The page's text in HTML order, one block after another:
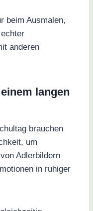
beim Ausmalen,
anderen
langen
brauchen
um
Adlerbildern
in ruhiger